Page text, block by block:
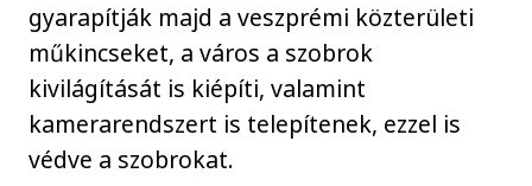
gyarapítják majd a veszprémi közterületi
műkincseket, a város a szobrok
kivilágítását is kiépíti, valamint
kamerarendszert is telepítenek, ezzel is
védve a szobrokat.